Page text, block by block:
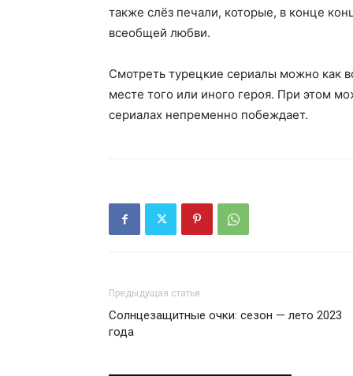
также слёз печали, которые, в конце
всеобщей любви.
Смотреть турецкие сериалы можно как
месте того или иного героя. При этом
сериалах непременно побеждает.
Предыдущая статья
Солнцезащитные очки: сезон — лето 2023
года